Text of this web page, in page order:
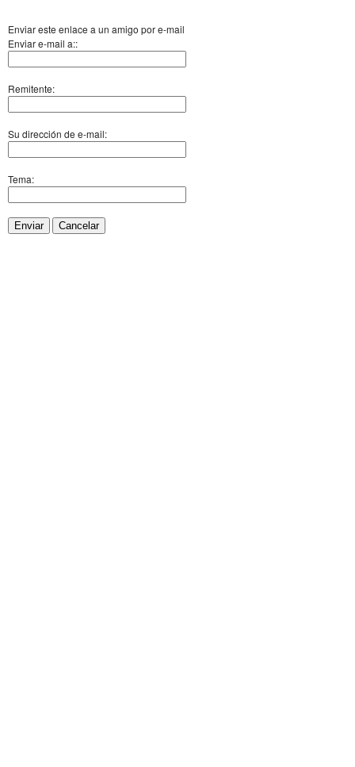
Enviar este enlace a un amigo por e-mail
Enviar e-mail a::
Remitente:
Su dirección de e-mail:
Tema:
Enviar Cancelar